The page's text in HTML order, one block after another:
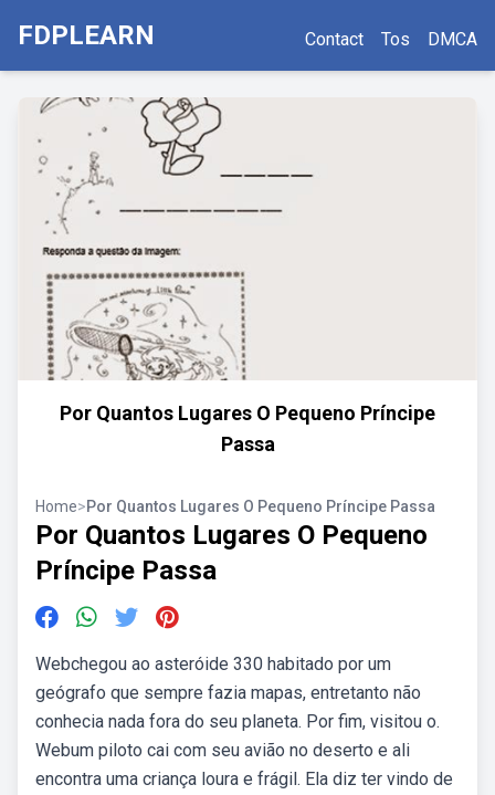
FDPLEARN Contact Tos DMCA
Por Quantos Lugares O Pequeno Príncipe
Passa
Home>Por Quantos Lugares O Pequeno Príncipe Passa
Por Quantos Lugares O Pequeno
Príncipe Passa
Webchegou ao asteróide 330 habitado por um
geógrafo que sempre fazia mapas, entretanto não
conhecia nada fora do seu planeta. Por fim, visitou o.
Webum piloto cai com seu avião no deserto e ali
encontra uma criança loura e frágil. Ela diz ter vindo de